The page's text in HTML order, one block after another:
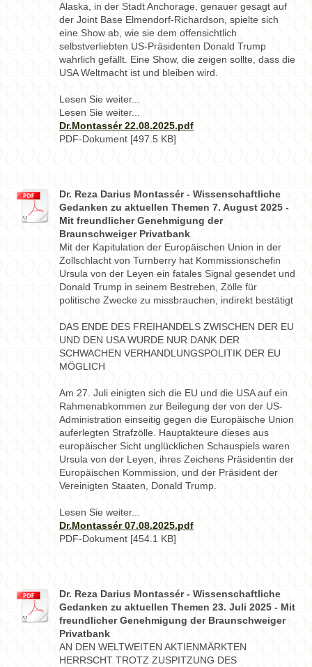
Alaska, in der Stadt Anchorage, genauer gesagt auf
der Joint Base Elmendorf-Richardson, spielte sich
eine Show ab, wie sie dem offensichtlich
selbstverliebten US-Präsidenten Donald Trump
wahrlich gefällt. Eine Show, die zeigen sollte, dass die
USA Weltmacht ist und bleiben wird.
Lesen Sie weiter...
Lesen Sie weiter...
Dr.Montassér 22.08.2025.pdf
PDF-Dokument [497.5 KB]
Dr. Reza Darius Montassér - Wissenschaftliche
Gedanken zu aktuellen Themen 7. August 2025 -
Mit freundlicher Genehmigung der
Braunschweiger Privatbank
Mit der Kapitulation der Europäischen Union in der
Zollschlacht von Turnberry hat Kommissionschefin
Ursula von der Leyen ein fatales Signal gesendet und
Donald Trump in seinem Bestreben, Zölle für
politische Zwecke zu missbrauchen, indirekt bestätigt
DAS ENDE DES FREIHANDELS ZWISCHEN DER EU
UND DEN USA WURDE NUR DANK DER
SCHWACHEN VERHANDLUNGSPOLITIK DER EU
MÖGLICH
Am 27. Juli einigten sich die EU und die USA auf ein
Rahmenabkommen zur Beilegung der von der US-
Administration einseitig gegen die Europäische Union
auferlegten Strafzölle. Hauptakteure dieses aus
europäischer Sicht unglücklichen Schauspiels waren
Ursula von der Leyen, ihres Zeichens Präsidentin der
Europäischen Kommission, und der Präsident der
Vereinigten Staaten, Donald Trump.
Lesen Sie weiter...
Dr.Montassér 07.08.2025.pdf
PDF-Dokument [454.1 KB]
Dr. Reza Darius Montassér - Wissenschaftliche
Gedanken zu aktuellen Themen 23. Juli 2025 - Mit
freundlicher Genehmigung der Braunschweiger
Privatbank
AN DEN WELTWEITEN AKTIENMÄRKTEN
HERRSCHT TROTZ ZUSPITZUNG DES